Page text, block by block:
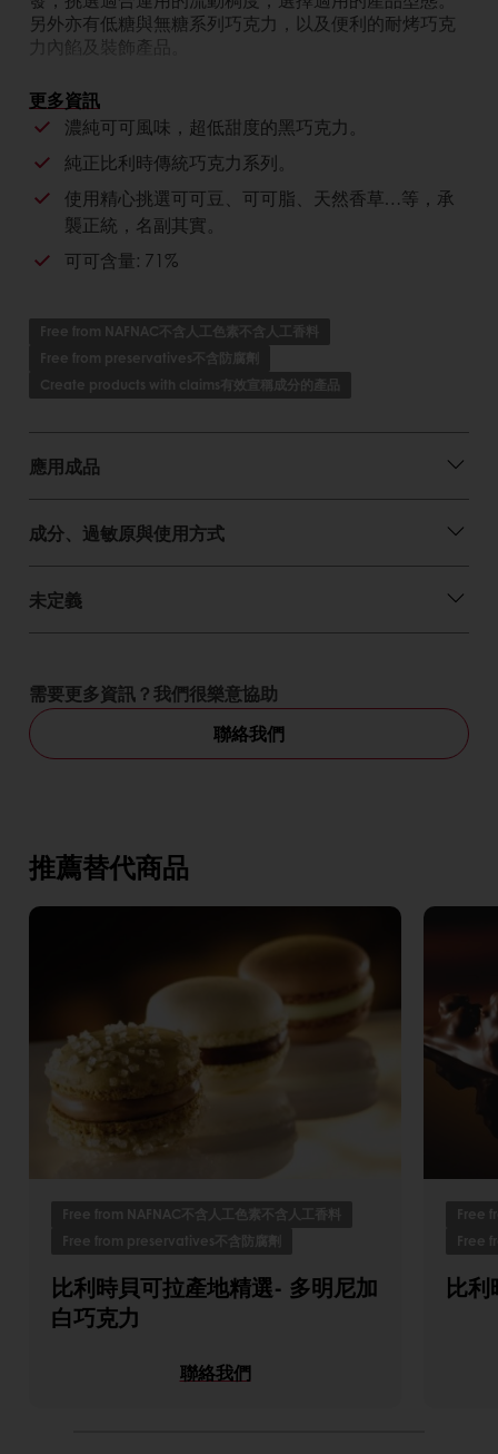
另外亦有低糖與無糖系列巧克力，以及便利的耐烤巧克
力內餡及裝飾產品。
對店家的好處
高品質，美味經得起考驗的巧克力。
對消費者的好處
純正比利時巧克力。
加風味。
可調製甘納許巧克力醬、巧克力噴飾液...等。
可作表面淋膜、披覆、灌模成型手製巧克力、巧克
力工藝....等用途多廣。
更多資訊
濃純可可風味，超低甜度的黑巧克力。
純正比利時傳統巧克力系列。
使用精心挑選可可豆、可可脂、天然香草…等，承
襲正統，名副其實。
可可含量: 71%
Free from NAFNAC不含人工色素不含人工香料
Free from preservatives不含防腐劑
Create products with claims有效宣稱成分的產品
應用成品
成分、過敏原與使用方式
未定義
需要更多資訊？我們很樂意協助
聯絡我們
推薦替代商品
Free from NAFNAC不含人工色素不含人工香料
Free from preservatives不含防腐劑
比利時貝可拉產地精選- 多明尼加
白巧克力
聯絡我們
Free
Free
比